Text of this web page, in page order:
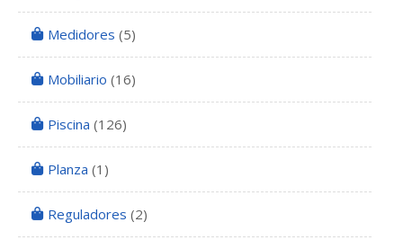
Medidores (5)
Mobiliario (16)
Piscina (126)
Planza (1)
Reguladores (2)